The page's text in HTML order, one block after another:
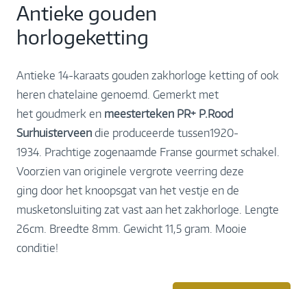
Antieke gouden
horlogeketting
Antieke 14-karaats gouden zakhorloge ketting of ook
heren chatelaine genoemd. Gemerkt met
het goudmerk en meesterteken PR+ P.Rood
Surhuisterveen die produceerde tussen1920-
1934. Prachtige zogenaamde Franse gourmet schakel.
Voorzien van originele vergrote veerring deze
ging door het knoopsgat van het vestje en de
musketonsluiting zat vast aan het zakhorloge. Lengte
26cm. Breedte 8mm. Gewicht 11,5 gram. Mooie
conditie!